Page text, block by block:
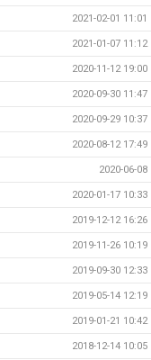
2021-02-01 11:01
2021-01-07 11:12
2020-11-12 19:00
2020-09-30 11:47
2020-09-29 10:37
2020-08-12 17:49
2020-06-08
2020-01-17 10:33
2019-12-12 16:26
2019-11-26 10:19
2019-09-30 12:33
2019-05-14 12:19
2019-01-21 10:42
2018-12-14 10:05